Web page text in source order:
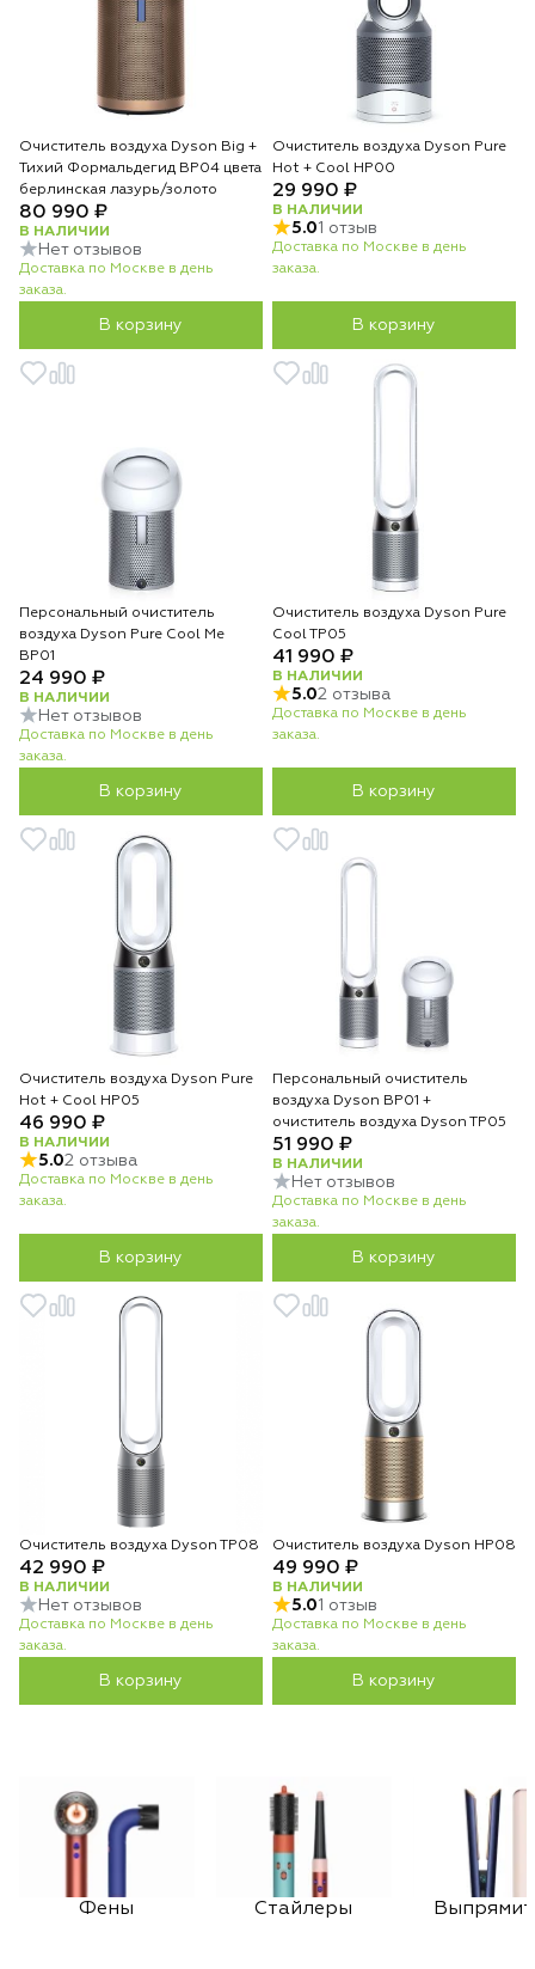
Очиститель воздуха Dyson Big +
Тихий Формальдегид BP04 цвета
берлинская лазурь/золото
80 990 ₽
В НАЛИЧИИ
Нет отзывов
Доставка по Москве в день
заказа.
В корзину
Очиститель воздуха Dyson Pure
Hot + Cool HP00
29 990 ₽
В НАЛИЧИИ
5.01 отзыв
Доставка по Москве в день
заказа.
В корзину
Персональный очиститель
воздуха Dyson Pure Cool Me
BP01
24 990 ₽
В НАЛИЧИИ
Нет отзывов
Доставка по Москве в день
заказа.
В корзину
Очиститель воздуха Dyson Pure
Cool TP05
41 990 ₽
В НАЛИЧИИ
5.02 отзыва
Доставка по Москве в день
заказа.
В корзину
Очиститель воздуха Dyson Pure
Hot + Cool HP05
46 990 ₽
В НАЛИЧИИ
5.02 отзыва
Доставка по Москве в день
заказа.
В корзину
Персональный очиститель
воздуха Dyson BP01 +
очиститель воздуха Dyson TP05
51 990 ₽
В НАЛИЧИИ
Нет отзывов
Доставка по Москве в день
заказа.
В корзину
Очиститель воздуха Dyson TP08
42 990 ₽
В НАЛИЧИИ
Нет отзывов
Доставка по Москве в день
заказа.
В корзину
Очиститель воздуха Dyson HP08
49 990 ₽
В НАЛИЧИИ
5.01 отзыв
Доставка по Москве в день
заказа.
В корзину
Фены Стайлеры